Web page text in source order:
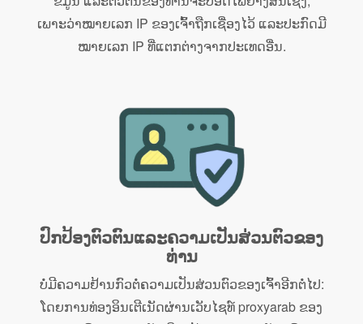
ເພາະວ່າໝາຍເລກ IP ຂອງເຈົ້າຖືກເຊື່ອງໄວ້ ແລະປະກົດມີ
ໝາຍເລກ IP ທີ່ແຕກຕ່າງຈາກປະເທດອື່ນ.
ປົກປ້ອງຕົວຕົນແລະຄວາມເປັນສ່ວນຕົວຂອງ
ທ່ານ
ບໍ່ມີຄວາມຢ້ານກົວຕໍ່ຄວາມເປັນສ່ວນຕົວຂອງເຈົ້າອີກຕໍ່ໄປ:
ໂດຍການທ່ອງອິນເຕີເນັດຜ່ານເວັບໄຊທ໌ proxyarab ຂອງ